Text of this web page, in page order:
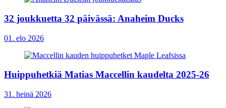
32 joukkuetta 32 päivässä: Anaheim Ducks
01. elo 2026
Huippuhetkiä Matias Maccellin kaudelta 2025-26
31. heinä 2026